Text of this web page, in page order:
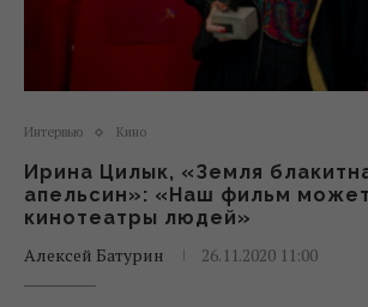
Интервью Кино
Ирина Цилык, «Земля
апельсин»: «Наш фильм
кинотеатры людей»
Алексей Батурин
26.11.2020 11:00